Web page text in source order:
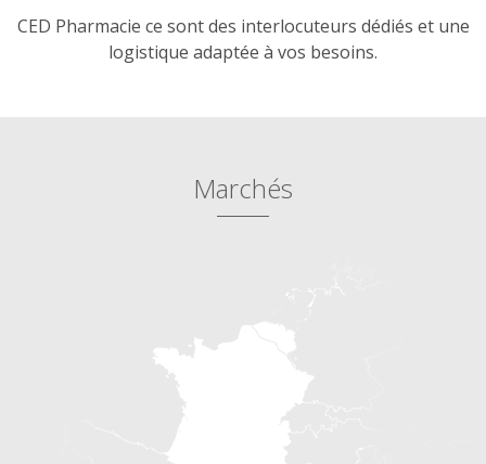
CED Pharmacie ce sont des interlocuteurs dédiés et une
logistique adaptée à vos besoins.
Marchés